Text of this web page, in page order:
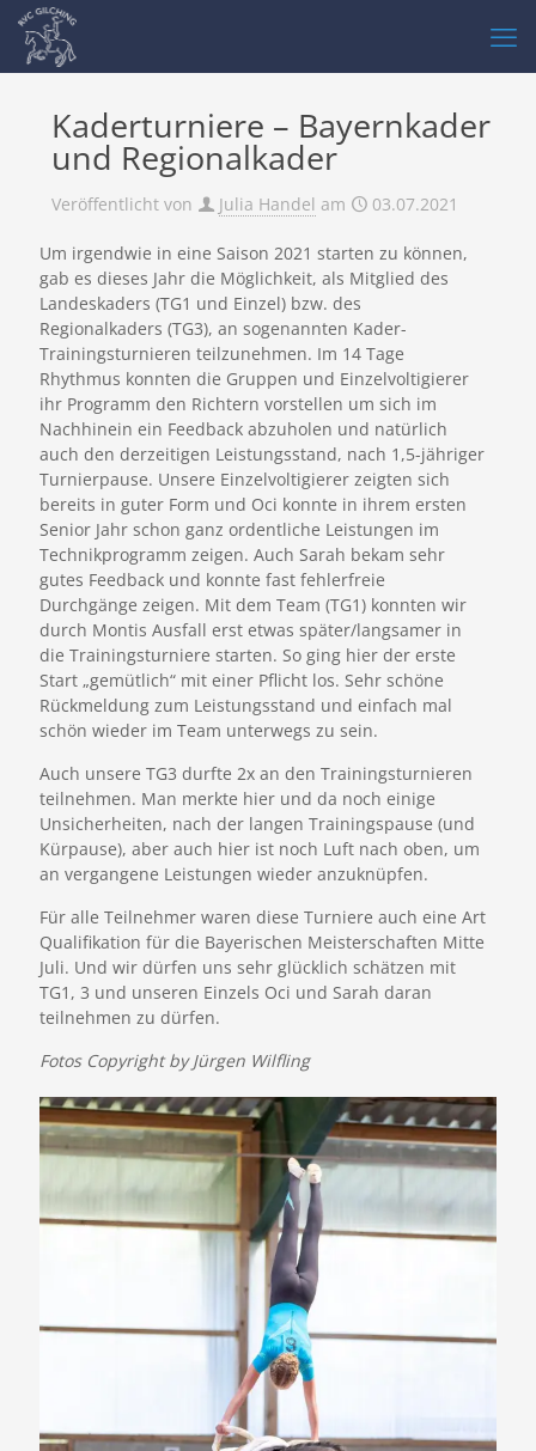
Kaderturniere – Bayernkader
und Regionalkader
Veröffentlicht von Julia Handel am 03.07.2021
Um irgendwie in eine Saison 2021 starten zu können,
gab es dieses Jahr die Möglichkeit, als Mitglied des
Landeskaders (TG1 und Einzel) bzw. des
Regionalkaders (TG3), an sogenannten Kader-
Trainingsturnieren teilzunehmen. Im 14 Tage
Rhythmus konnten die Gruppen und Einzelvoltigierer
ihr Programm den Richtern vorstellen um sich im
Nachhinein ein Feedback abzuholen und natürlich
auch den derzeitigen Leistungsstand, nach 1,5-jähriger
Turnierpause. Unsere Einzelvoltigierer zeigten sich
bereits in guter Form und Oci konnte in ihrem ersten
Senior Jahr schon ganz ordentliche Leistungen im
Technikprogramm zeigen. Auch Sarah bekam sehr
gutes Feedback und konnte fast fehlerfreie
Durchgänge zeigen. Mit dem Team (TG1) konnten wir
durch Montis Ausfall erst etwas später/langsamer in
die Trainingsturniere starten. So ging hier der erste
Start „gemütlich“ mit einer Pflicht los. Sehr schöne
Rückmeldung zum Leistungsstand und einfach mal
schön wieder im Team unterwegs zu sein.
Auch unsere TG3 durfte 2x an den Trainingsturnieren
teilnehmen. Man merkte hier und da noch einige
Unsicherheiten, nach der langen Trainingspause (und
Kürpause), aber auch hier ist noch Luft nach oben, um
an vergangene Leistungen wieder anzuknüpfen.
Für alle Teilnehmer waren diese Turniere auch eine Art
Qualifikation für die Bayerischen Meisterschaften Mitte
Juli. Und wir dürfen uns sehr glücklich schätzen mit
TG1, 3 und unseren Einzels Oci und Sarah daran
teilnehmen zu dürfen.
Fotos Copyright by Jürgen Wilfling